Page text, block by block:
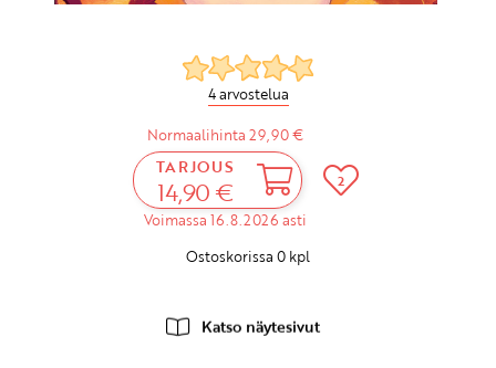
4 arvostelua
Normaalihinta 29,90 €
TARJOUS
14,90 €
Voimassa 16.8.2026 asti
2
Ostoskorissa 0 kpl
Katso näytesivut